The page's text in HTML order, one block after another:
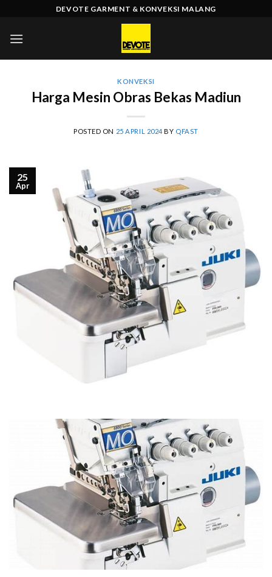
content
DEVOTE GARMENT & KONVEKSI MALANG
KONVEKSI
Harga Mesin Obras Bekas Madiun
POSTED ON 25 APRIL 2024 BY QFAST
25
Apr